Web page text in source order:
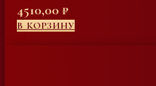
4510,00 ₽
В КОРЗИНУ